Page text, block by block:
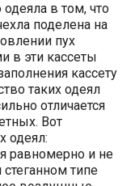
в том, что
поделена на
пух
в эти кассеты
кассету
таких одеял
отличается
Вот
одеял:
равномерно и не
стеганном типе